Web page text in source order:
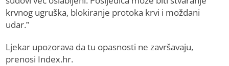
krvnog ugruška, blokiranje protoka krvi i moždani
udar.”
Ljekar upozorava da tu opasnosti ne završavaju,
prenosi Index.hr.